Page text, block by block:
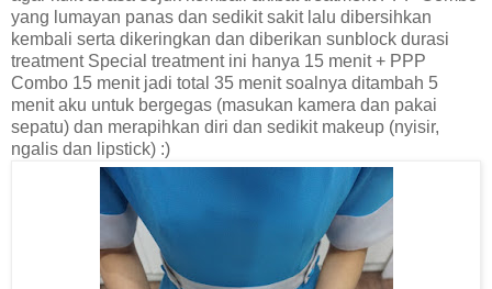
yang lumayan panas dan sedikit sakit lalu dibersihkan
kembali serta dikeringkan dan diberikan sunblock durasi
treatment Special treatment ini hanya 15 menit + PPP
Combo 15 menit jadi total 35 menit soalnya ditambah 5
menit aku untuk bergegas (masukan kamera dan pakai
sepatu) dan merapihkan diri dan sedikit makeup (nyisir,
ngalis dan lipstick) :)